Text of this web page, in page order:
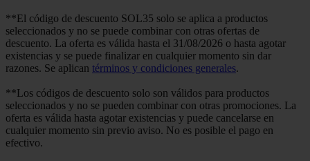
**El código de descuento SOL35 solo se aplica a productos
seleccionados y no se puede combinar con otras ofertas de
descuento. La oferta es válida hasta el 31/08/2026 o hasta agotar
existencias y se puede finalizar en cualquier momento sin dar
razones. Se aplican términos y condiciones generales.
**Los códigos de descuento solo son válidos para productos
seleccionados y no se pueden combinar con otras promociones. La
oferta es válida hasta agotar existencias y puede cancelarse en
cualquier momento sin previo aviso. No es posible el pago en
efectivo.